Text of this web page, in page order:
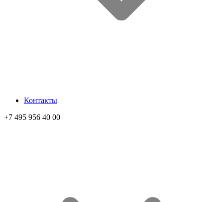
Контакты
+7 495 956 40 00